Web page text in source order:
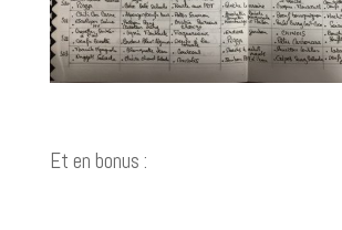
Et en bonus :